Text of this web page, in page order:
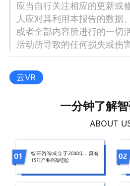
应当自行关注相应的更新或
人应对其利用本报告的数据
或者全部内容所进行的一切
活动所导致的任何损失或伤害
云VR
一分钟了解
ABOUT